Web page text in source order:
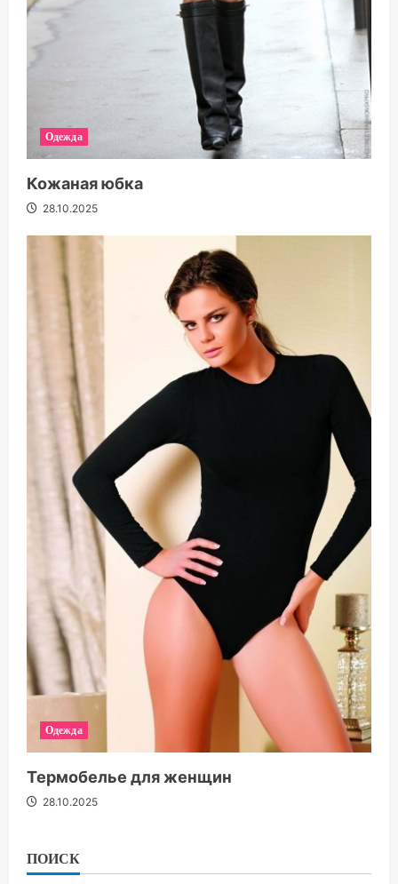
Одежда
Кожаная юбка
28.10.2025
Одежда
Термобелье для женщин
28.10.2025
ПОИСК